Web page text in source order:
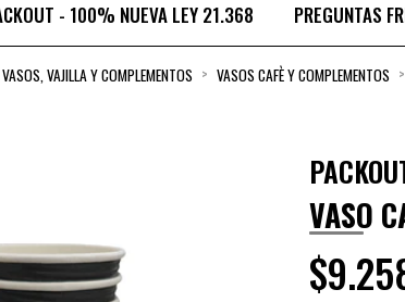
- 100% NUEVA LEY 21.368 PREGUNTAS
VASOS, VAJILLA Y COMPLEMENTOS VASOS CAFÈ Y COMPLEMENTOS
VASO